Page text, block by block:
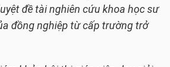
đề tài nghiên cứu khoa học sư
đồng nghiệp từ cấp trường trở